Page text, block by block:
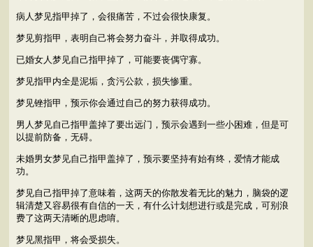
病人梦见指甲掉了，会很痛苦，不过会很快康复。
梦见剪指甲，表明自己将会努力奋斗，并取得成功。
已婚女人梦见自己指甲掉了，可能要丧偶守寡。
梦见指甲内全是泥垢，贪污公款，损失惨重。
梦见锉指甲，预示你会通过自己的努力获得成功。
男人梦见自己指甲盖掉了要出远门，预示会遇到一些小困难，但是可
以提前防备，无碍。
未婚男女梦见自己指甲盖掉了，预示要坚持有始有终，爱情才能成
功。
梦见自己指甲掉了意味着，这两天的你散发着无比的魅力，脑袋的逻
辑清楚又容易很有自信的一天，有什么计划想进行或是完成，可别浪
费了这两天清晰的思虑唷。
梦见黑指甲，将会受损失。